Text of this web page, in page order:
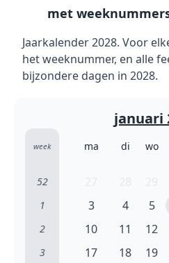
met
Jaarkalender 2028. Voor
het weeknummer, en alle
bijzondere dagen in 2028.
januari
week ma di wo
52
1 3 4 5
2 10 11 12
3 17 18 19